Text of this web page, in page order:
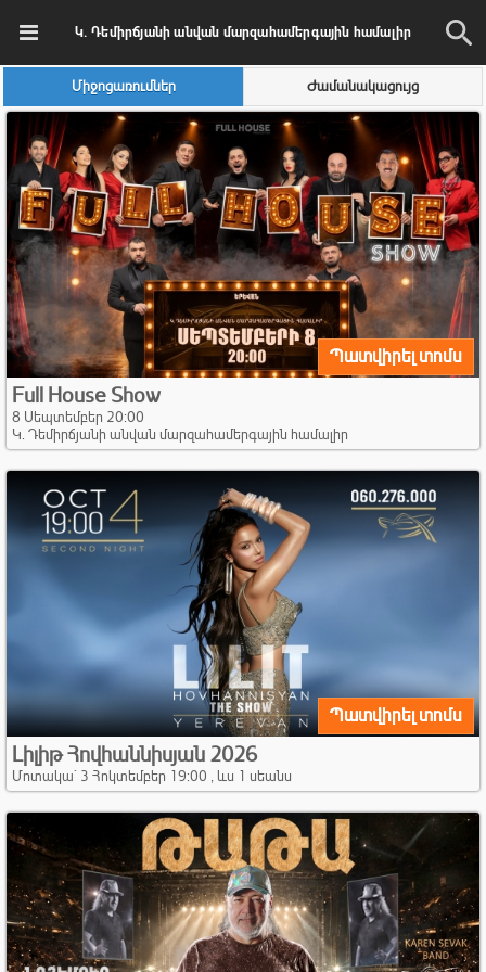
Կ. Դեմիրճյանի անվան մարզահամերգային համալիր
Միջոցառումներ Ժամանակացույց
Պատվիրել տոմս
Full House Show
8 Սեպտեմբեր 20:00
Կ. Դեմիրճյանի անվան մարզահամերգային համալիր
Պատվիրել տոմս
Լիլիթ Հովհաննիսյան 2026
Մոտակա` 3 Հոկտեմբեր 19:00 , ևս 1 սեանս